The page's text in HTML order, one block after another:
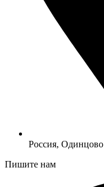
Россия, Одинцово
Пишите нам